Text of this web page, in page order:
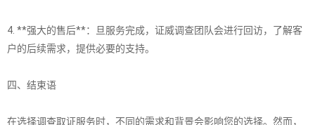
4. **强大的售后**：旦服务完成，证威调查团队会进行回访，了解客
户的后续需求，提供必要的支持。
四、结束语
在选择调查取证服务时，不同的需求和背景会影响您的选择。然而，